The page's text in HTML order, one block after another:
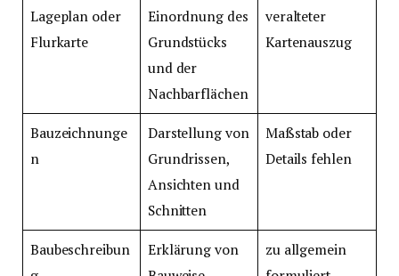
Lageplan oder
Flurkarte
Einordnung des
Grundstücks
und der
Nachbarflächen
veralteter
Kartenauszug
Bauzeichnunge
n
Darstellung von
Grundrissen,
Ansichten und
Schnitten
Maßstab oder
Details fehlen
Baubeschreibun
Erklärung von
zu allgemein